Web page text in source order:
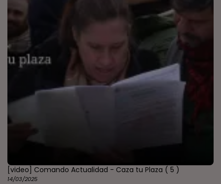
[video] Comando Actualidad - Caza tu Plaza ( 5 )
14/03/2025